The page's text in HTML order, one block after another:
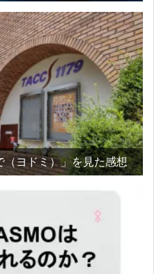
（ヨドミ）」を見た感想